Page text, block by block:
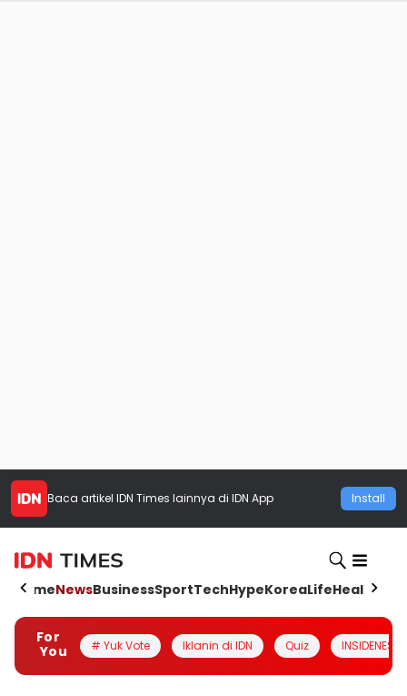
Baca artikel IDN Times lainnya di IDN App Install
HomeNewsBusinessSportTechHypeKoreaLifeHealth
For
You
# Yuk Vote Iklanin di IDN Quiz INSIDENESIA